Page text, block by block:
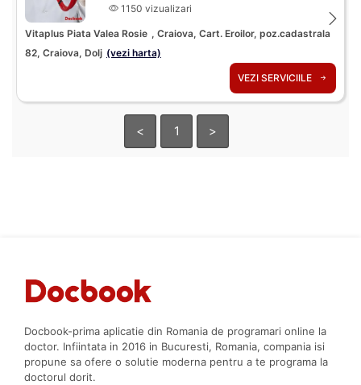
1150 vizualizari
Vitaplus Piata Valea Rosie , Craiova, Cart. Eroilor, poz.cadastrala
82, Craiova, Dolj (vezi harta)
VEZI SERVICIILE
< 1 >
Docbook-prima aplicatie din Romania de programari online la
doctor. Infiintata in 2016 in Bucuresti, Romania, compania isi
propune sa ofere o solutie moderna pentru a te programa la
doctorul dorit.